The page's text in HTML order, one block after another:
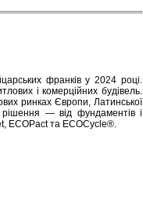
франків у 2024 році.
і комерційних будівель.
ринках Європи, Латинської
рішення — від фундаментів і
ECOPact та ECOCycle®.